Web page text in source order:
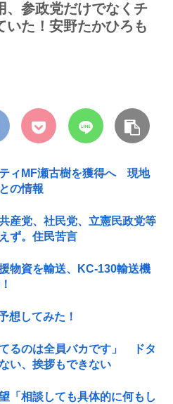
、参政党だけでなくチ
いた！安野たかひろも
ィMF瀬古樹を獲得へ 現地
の情報
産党、社民党、立憲民政党等
ず。住民苦言
物資を輸送、KC-130輸送機
想してみた！
るのは全員バカです」 ドタ
い、挨拶もできない
「相談しても具体的に何もし